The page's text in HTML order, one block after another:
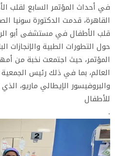
في أحداث المؤتمر السابع لقلب
القاهرة، قدمت الدكتورة سونيا
قلب الأطفال في مستشفى أبو
حول التطورات الطبية والإنجازات
المؤتمر، حيث اجتمعت نخبة من
العالم، بما في ذلك رئيس الجمعية
والبروفيسور الإيطالي ماريو،
للأطفال
.